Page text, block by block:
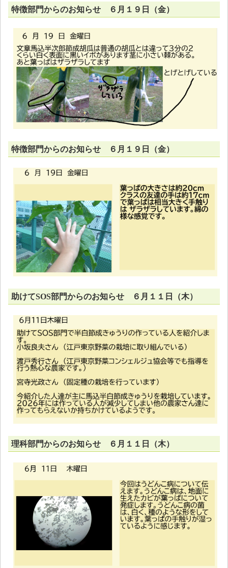
特徴部門からのお知らせ ６月１９日（金）
特徴部門からのお知らせ ６月１９日（金）
助けてSOS部門からのお知らせ ６月１１日（木）
理科部門からのお知らせ ６月１１日（木）